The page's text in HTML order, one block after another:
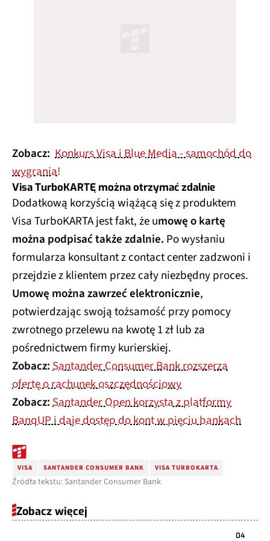
Zobacz: Konkurs Visa i Blue Media - samochód do
wygrania!
Visa TurboKARTĘ można otrzymać zdalnie
Dodatkową korzyścią wiążącą się z produktem
Visa TurboKARTA jest fakt, że umowę o kartę
można podpisać także zdalnie. Po wysłaniu
formularza konsultant z contact center zadzwoni i
przejdzie z klientem przez cały niezbędny proces.
Umowę można zawrzeć elektronicznie,
potwierdzając swoją tożsamość przy pomocy
zwrotnego przelewu na kwotę 1 zł lub za
pośrednictwem firmy kurierskiej.
Zobacz:Santander Consumer Bank rozszerza
ofertę o rachunek oszczędnościowy
Zobacz:Santander Open korzysta z platformy
BanqUP i daje dostęp do kont w pięciu bankach
VISA SANTANDER CONSUMER BANK VISA TURBOKARTA
Źródła tekstu: Santander Consumer Bank
Zobacz więcej
04